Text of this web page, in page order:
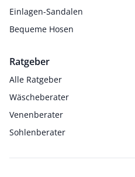
Einlagen-Sandalen
Bequeme Hosen
Ratgeber
Alle Ratgeber
Wäscheberater
Venenberater
Sohlenberater